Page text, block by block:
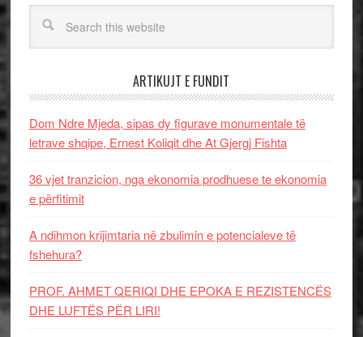
ARTIKUJT E FUNDIT
Dom Ndre Mjeda, sipas dy figurave monumentale të
letrave shqipe, Ernest Koliqit dhe At Gjergj Fishta
36 vjet tranzicion, nga ekonomia prodhuese te ekonomia
e përfitimit
A ndihmon krijimtaria në zbulimin e potencialeve të
fshehura?
PROF. AHMET QERIQI DHE EPOKA E REZISTENCЁS
DHE LUFTЁS PЁR LIRI!